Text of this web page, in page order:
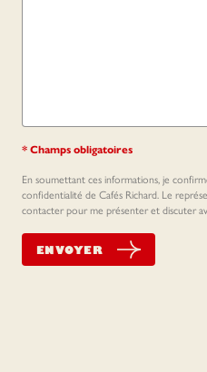
* Champs obligatoires
En soumettant ces informations, je
confidentialité de Cafés Richard. Le
contacter pour me présenter et discuter
ENVOYER